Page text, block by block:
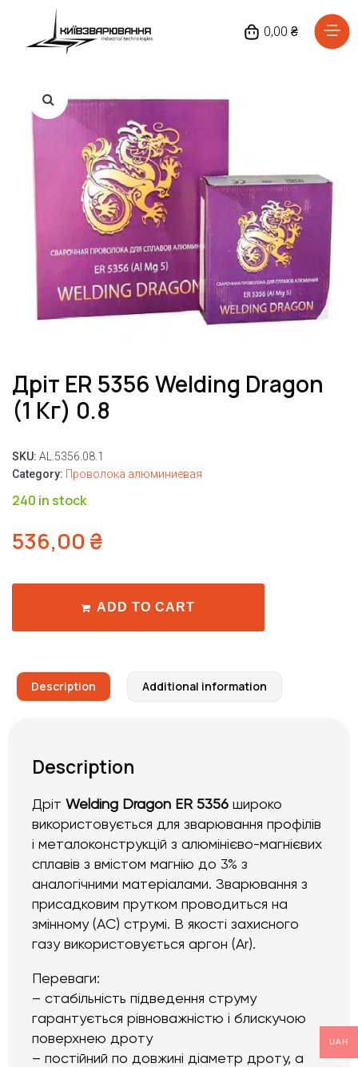
0,00 ₴
Дріт ER 5356 Welding Dragon
(1 Кг) 0.8
SKU: AL.5356.08.1
Category: Проволока алюминиевая
240 in stock
536,00 ₴
ADD TO CART
Description Additional information
Description
Дріт Welding Dragon ER 5356 широко
використовується для зварювання профілів
і металоконструкцій з алюмінієво-магнієвих
сплавів з вмістом магнію до 3% з
аналогічними матеріалами. Зварювання з
присадковим прутком проводиться на
змінному (АС) струмі. В якості захисного
газу використовується аргон (Ar).
Переваги:
– стабільність підведення струму
гарантується рівноважністю і блискучою
поверхнею дроту
– постійний по довжині діаметр дроту, а
Головна
Каталог товарів
Відгуки
Про нас
Доставка та оплата
Повернення та обмін
Блог
UAH